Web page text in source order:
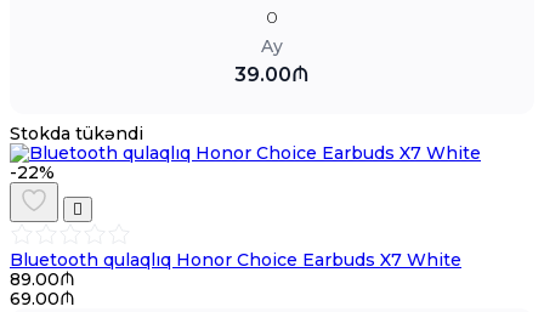
0
Ay
39.00₼
Stokda tükəndi
-22%
Bluetooth qulaqlıq Honor Choice Earbuds X7 White
89.00₼
69.00₼